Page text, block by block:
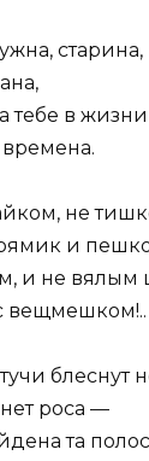
старина,
тебе в
не
и
и не вялым
вещмешком!..
блеснут
роса —
та